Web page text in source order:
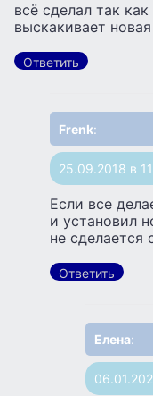
всё сделал так
выскакивает
Ответить
Frenk:
25.09.2018 в
Если все
и установил
не сделается
Ответить
Елена: